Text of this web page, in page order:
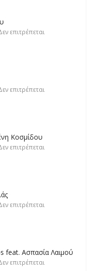
επιτρέπεται
επιτρέπεται
Κοσμίδου
επιτρέπεται
επιτρέπεται
feat. Ασπασία Λαιμού
επιτρέπεται